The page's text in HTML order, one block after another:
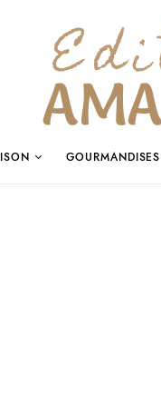
GOURMANDISES